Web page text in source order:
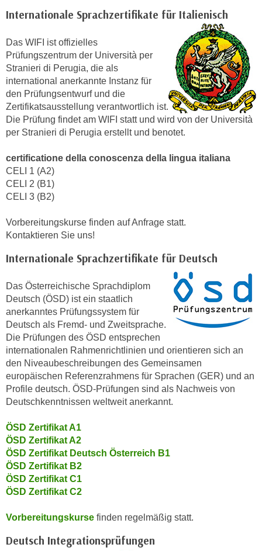
Internationale Sprachzertifikate für Italienisch
Das WIFI ist offizielles
Prüfungszentrum der Università per
Stranieri di Perugia, die als
international anerkannte Instanz für
den Prüfungsentwurf und die
Zertifikatsausstellung verantwortlich ist.
Die Prüfung findet am WIFI statt und wird von der Università
per Stranieri di Perugia erstellt und benotet.
certificatione della conoscenza della lingua italiana
CELI 1 (A2)
CELI 2 (B1)
CELI 3 (B2)
Vorbereitungskurse finden auf Anfrage statt.
Kontaktieren Sie uns!
Internationale Sprachzertifikate für Deutsch
Das Österreichische Sprachdiplom
Deutsch (ÖSD) ist ein staatlich
anerkanntes Prüfungssystem für
Deutsch als Fremd- und Zweitsprache.
Die Prüfungen des ÖSD entsprechen
internationalen Rahmenrichtlinien und orientieren sich an
den Niveaubeschreibungen des Gemeinsamen
europäischen Referenzrahmens für Sprachen (GER) und an
Profile deutsch. ÖSD-Prüfungen sind als Nachweis von
Deutschkenntnissen weltweit anerkannt.
ÖSD Zertifikat A1
ÖSD Zertifikat A2
ÖSD Zertifikat Deutsch Österreich B1
ÖSD Zertifikat B2
ÖSD Zertifikat C1
ÖSD Zertifikat C2
Vorbereitungskurse finden regelmäßig statt.
Deutsch Integrationsprüfungen
e
w
e
c
k
e
n
u
d
u
m
ü
r
i
r
e
l
e
v
a
n
t
e
n
h
a
l
a
z
o
i
e
-
S
e
t
z
n
g
z
u
i
m
e
n
,
g
e
l
a
n
g
n
I
h
r
e
d
c